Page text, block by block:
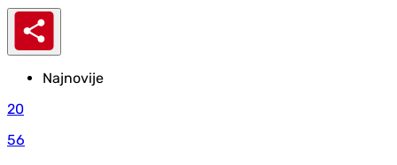
Najnovije
20
56